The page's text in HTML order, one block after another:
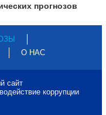
прогнозов
О НАС
сайт
коррупции